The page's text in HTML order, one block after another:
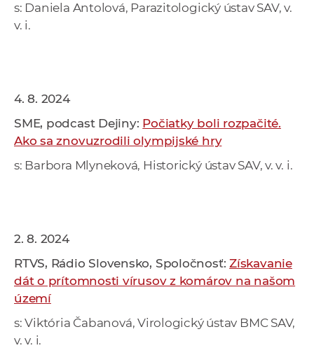
s: Daniela Antolová, Parazitologický ústav SAV, v.
v. i.
4. 8. 2024
SME, podcast Dejiny: Počiatky boli rozpačité.
Ako sa znovuzrodili olympijské hry
s: Barbora Mlyneková, Historický ústav SAV, v. v. i.
2. 8. 2024
RTVS, Rádio Slovensko, Spoločnosť:Získavanie
dát o prítomnosti vírusov z komárov na našom
území
s: Viktória Čabanová, Virologický ústav BMC SAV,
v. v. i.